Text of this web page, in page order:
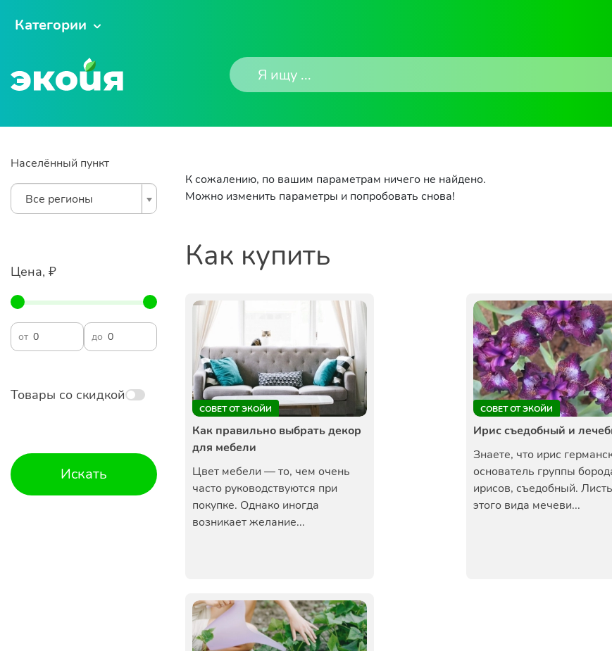
Категории
Населённый пункт
Все регионы
Цена, ₽
от до
Товары со скидкой
Искать
К сожалению, по вашим параметрам ничего не найдено.
Можно изменить параметры и попробовать снова!
Как купить
СОВЕТ ОТ ЭКОЙИ
Как правильно выбрать декор
для мебели
Цвет мебели — то, чем очень
часто руководствуются при
покупке. Однако иногда
возникает желание...
СОВЕТ ОТ ЭКОЙИ
Ирис съедобный и
Знаете, что ирис
основатель группы
ирисов, съедобный.
этого вида мечеви...